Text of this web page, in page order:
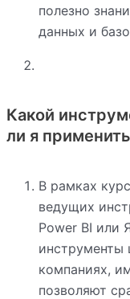
полезно
данных и
Какой
ли я
В рамках
ведущих
Power BI или
инструменты
компаниях,
позволяют